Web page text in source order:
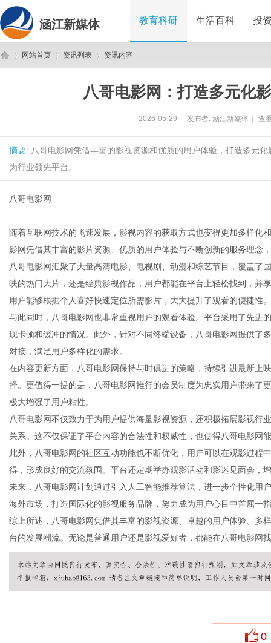
涵江新媒体 教育科研 生活百科 投
网站首页 资讯列表 资讯内容
八哥电影网：打造多元化
2026-05-29 发布者: 涵江新媒体 查
摘要: 八哥电影网凭借丰富的影视资源和优质的用户体验，打造多元
为行业领先平台。...
八哥电影网
随着互联网技术的飞速发展，影视内容的获取方式也变得更加多样化
影网凭借其丰富的影片资源、优质的用户体验与不断创新的服务理念
八哥电影网汇聚了大量高清电影、电视剧、动漫和综艺节目，覆盖了
映的热门大片，还是经典影视作品，用户都能在平台上轻松找到，并
用户能够根据个人喜好快速定位所需影片，大大提升了观看的便捷性。
与此同时，八哥电影网也非常重视用户的观看体验。平台采用了先进
现卡顿和缓冲的情况。此外，针对不同终端设备，八哥电影网提供了
对接，满足用户多样化的需求。
在内容更新方面，八哥电影网保持与时俱进的策略，持续引进最新上
择。更值得一提的是，八哥电影网推行的会员制度为忠实用户带来了
极大增强了用户粘性。
八哥电影网不仅致力于为用户提供海量影视资源，还积极拓展影视行
关系。这不仅保证了平台内容的合法性和权威性，也使得八哥电影网
此外，八哥电影网的社区互动功能也不断优化，用户可以在观影过程
得，形成良好的交流氛围。平台还定期举办观影活动和影迷见面会，
未来，八哥电影网计划通过引入人工智能推荐算法，进一步个性化用
海外市场，打造国际化的影视服务品牌，努力成为用户心目中首屈一
综上所述，八哥电影网凭借其丰富的影视资源、卓越的用户体验、多
台的发展潮流。无论是普通用户还是影视爱好者，都能在八哥电影网
0